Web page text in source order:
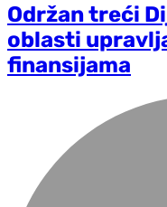
Održan treći
oblasti
finansijama